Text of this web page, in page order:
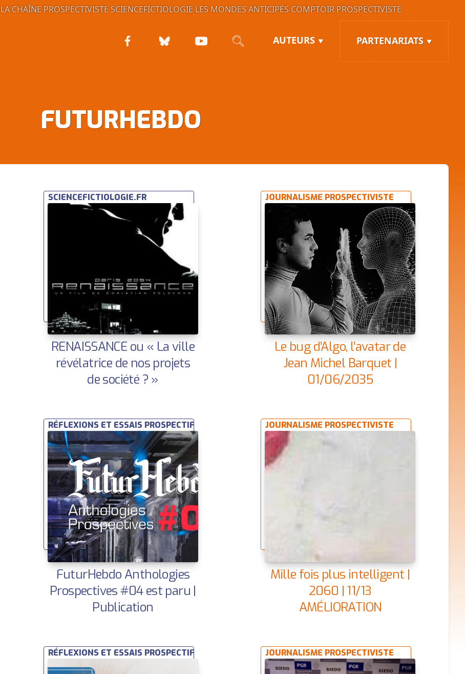
LA CHAÎNE PROSPECTIVISTE SCIENCEFICTIOLOGIE LES MONDES ANTICIPÉSCOMPTOIR PROSPECTIVISTE
AUTEURS PARTENARIATS
FUTURHEBDO
SCIENCEFICTIOLOGIE.FR
RENAISSANCE ou « La ville
révélatrice de nos projets
de société ? »
JOURNALISME PROSPECTIVISTE
Le bug d’Algo, l’avatar de
Jean Michel Barquet |
01/06/2035
RÉFLEXIONS ET ESSAIS PROSPECTIFS
FuturHebdo Anthologies
Prospectives #04 est paru |
Publication
JOURNALISME PROSPECTIVISTE
Mille fois plus intelligent |
2060 | 11/13
AMÉLIORATION
RÉFLEXIONS ET ESSAIS PROSPECTIFS JOURNALISME PROSPECTIVISTE